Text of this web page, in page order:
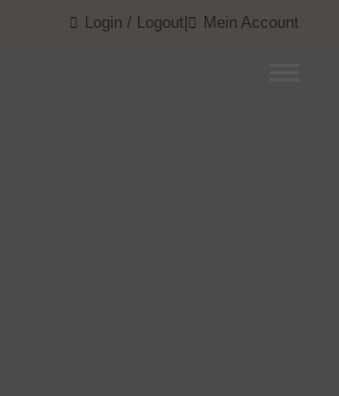
Login / Logout Mein Account